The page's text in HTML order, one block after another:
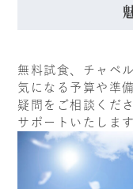
無料試食、チャペ
気になる予算や準
疑問をご相談くだ
サポートいたします